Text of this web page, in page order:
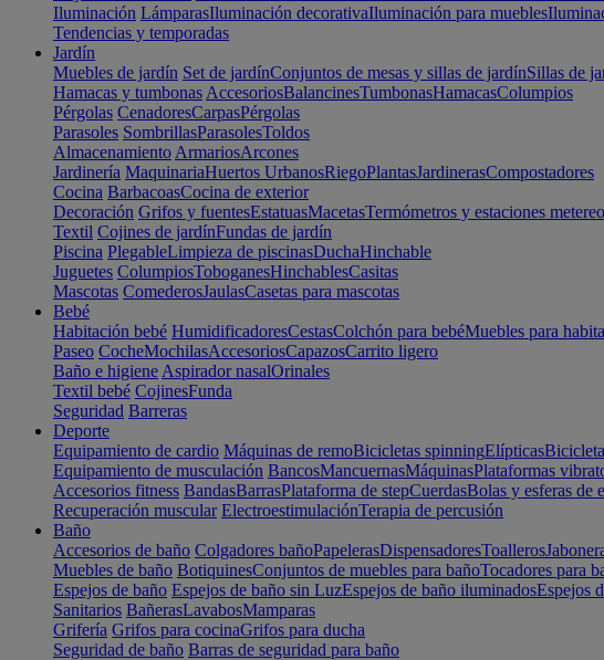
Iluminación LámparasIluminación decorativaIluminación para muebles
Tendencias y temporadas
Jardín
Muebles de jardín Set de jardínConjuntos de mesas y sillas de jardínSillas de
Hamacas y tumbonas AccesoriosBalancinesTumbonasHamacasColumpios
Pérgolas CenadoresCarpasPérgolas
Parasoles SombrillasParasolesToldos
Almacenamiento ArmariosArcones
Jardinería MaquinariaHuertos UrbanosRiegoPlantasJardinerasCompostadores
Cocina BarbacoasCocina de exterior
Decoración Grifos y fuentesEstatuasMacetasTermómetros y estaciones
Textil Cojines de jardínFundas de jardín
Piscina PlegableLimpieza de piscinasDuchaHinchable
Juguetes ColumpiosToboganesHinchablesCasitas
Mascotas ComederosJaulasCasetas para mascotas
Bebé
Habitación bebé HumidificadoresCestasColchón para bebéMuebles para
Paseo CocheMochilasAccesoriosCapazosCarrito ligero
Baño e higiene Aspirador nasalOrinales
Textil bebé CojinesFunda
Seguridad Barreras
Deporte
Equipamiento de cardio Máquinas de remoBicicletas spinningElípticas
Equipamiento de musculación BancosMancuernasMáquinasPlataformas
Accesorios fitness BandasBarrasPlataforma de stepCuerdasBolas y esferas de
Recuperación muscular ElectroestimulaciónTerapia de percusión
Baño
Accesorios de baño Colgadores bañoPapelerasDispensadoresToalleros
Muebles de baño BotiquinesConjuntos de muebles para bañoTocadores para
Espejos de baño Espejos de baño sin LuzEspejos de baño iluminadosEspejos
Sanitarios BañerasLavabosMamparas
Grifería Grifos para cocinaGrifos para ducha
Seguridad de baño Barras de seguridad para baño